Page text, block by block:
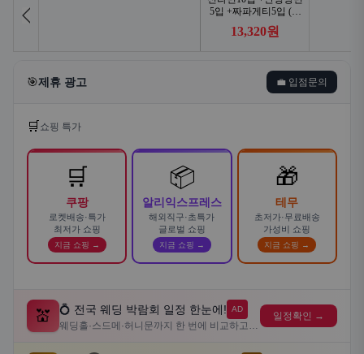
🎯제휴 광고 💼 입점문의
🛒 쇼핑 특가
🛒
쿠팡
로켓배송·특가
최저가 쇼핑
지금 쇼핑 →
📦
알리익스프레스
해외직구·초특가
글로벌 쇼핑
지금 쇼핑 →
🎁
테무
초저가·무료배송
가성비 쇼핑
지금 쇼핑 →
💒 💍 전국 웨딩 박람회 일정 한눈에! AD
웨딩홀·스드메·허니문까지 한 번에 비교하고 최대 할인 혜택 받으세요
일정확인 →